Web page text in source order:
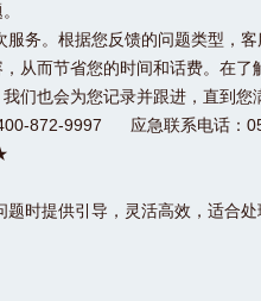
。根据您反馈的问题类型，客
从而节省您的时间和话费。在
们也会为您记录并跟进，直到您
872-9997 应急联系电话：
提供引导，灵活高效，适合处